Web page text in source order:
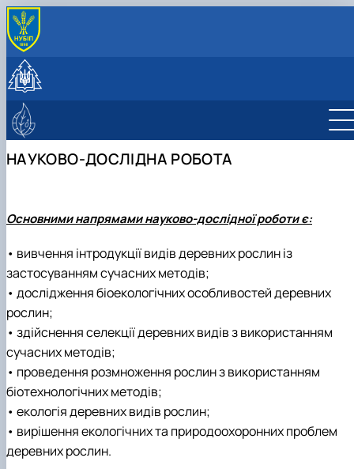
ПРО КАФЕДРУ
Програми навчальних практик
Студентські наукові гуртки
Студентський науковий ботанічний гурток
"Дивовижна флора"
plant"
Фотогалерея
НАУКОВО-ДОСЛІДНА РОБОТА
Основними напрямами науково-дослідної роботи є:
• вивчення інтродукції видів деревних рослин із
застосуванням сучасних методів;
• дослідження біоекологічних особливостей деревних
рослин;
• здійснення селекції деревних видів з використанням
сучасних методів;
• проведення розмноження рослин з використанням
біотехнологічних методів;
• екологія деревних видів рослин;
• вирішення екологічних та природоохоронних проблем
деревних рослин.